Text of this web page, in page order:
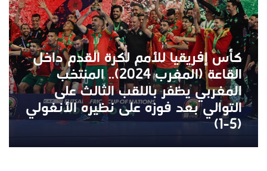
كأس إفريقيا للأمم لكرة القدم داخل
القاعة (المغرب 2024).. المنتخب
المغربي يظفر باللقب الثالث على
التوالي بعد فوزه على نظيره الأنغولي
(5-1)